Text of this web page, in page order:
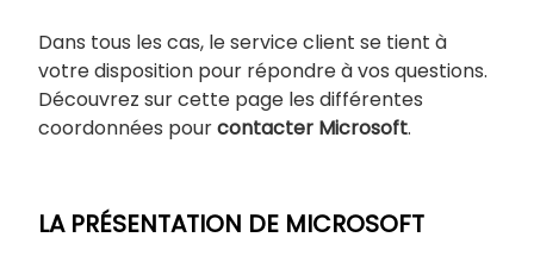
Dans tous les cas, le service client se tient à
votre disposition pour répondre à vos questions.
Découvrez sur cette page les différentes
coordonnées pourcontacter Microsoft.
LA PRÉSENTATION DE MICROSOFT